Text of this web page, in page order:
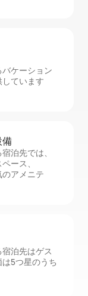
ケーション
ています
備
泊先では、
ー⁠ス、
アメニテ
泊先はゲス
5つ星のうち